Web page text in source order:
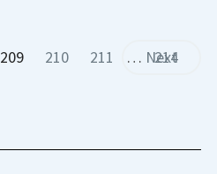
209 210 211 … 214
Next